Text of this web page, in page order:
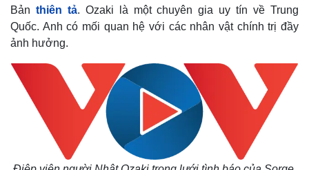
Bản thiên tả. Ozaki là một chuyên gia uy tín về Trung
Quốc. Anh có mối quan hệ với các nhân vật chính trị đầy
ảnh hưởng.